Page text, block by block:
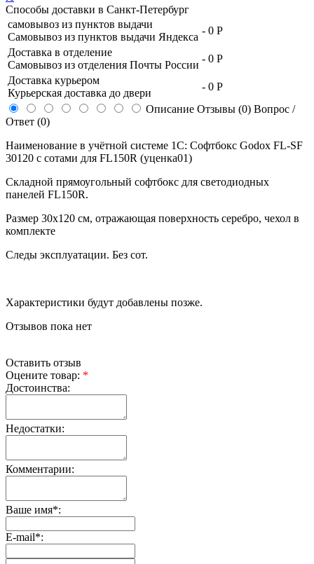
Способы доставки в Санкт-Петербург
самовывоз из пунктов выдачи
Самовывоз из пунктов выдачи Яндекса
- 0 Р
Доставка в отделение
Самовывоз из отделения Почты России
- 0 Р
Доставка курьером
Курьерская доставка до двери
- 0 Р
Описание Отзывы (0) Вопрос /
Ответ (0)
Наименование в учётной системе 1С: Софтбокс Godox FL-SF
30120 с сотами для FL150R (уценка01)
Складной прямоугольный софтбокс для светодиодных
панелей FL150R.
Размер 30х120 см, отражающая поверхность серебро, чехол в
комплекте
Следы эксплуатации. Без сот.
Характеристики будут добавлены позже.
Отзывов пока нет
Оставить отзыв
Оцените товар: *
Достоинства:
Недостатки:
Комментарии:
Ваше имя*:
E-mail*: